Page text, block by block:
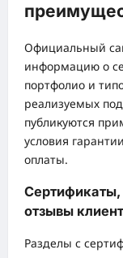
Официальный
информацию о
портфолио и
реализуемых
публикуются
условия
оплаты.
Сертификаты,
отзывы
Разделы с